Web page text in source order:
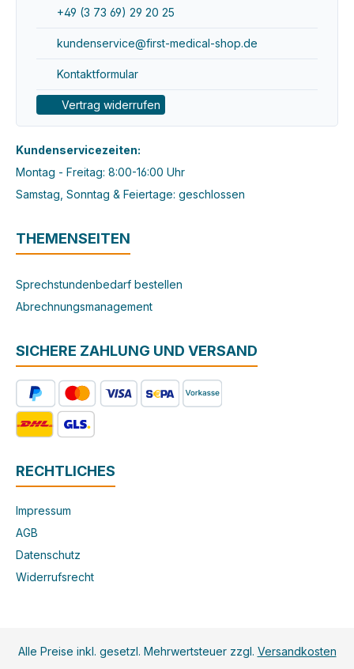
+49 (3 73 69) 29 20 25
kundenservice@first-medical-shop.de
Kontaktformular
Vertrag widerrufen
Kundenservicezeiten:
Montag - Freitag: 8:00-16:00 Uhr
Samstag, Sonntag & Feiertage: geschlossen
THEMENSEITEN
Sprechstundenbedarf bestellen
Abrechnungsmanagement
SICHERE ZAHLUNG UND VERSAND
RECHTLICHES
Impressum
AGB
Datenschutz
Widerrufsrecht
Alle Preise inkl. gesetzl. Mehrwertsteuer zzgl. Versandkosten